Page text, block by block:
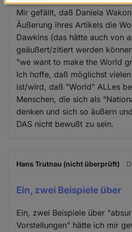
Mir gefällt, daß Daniela
Äußerung ihres Artikels die
Dawkins (das hätte auch von
geäußert/zitiert werden
"we want to make the World
Ich hoffe, daß möglichst
ist/wird, daß "World" ALLes
Menschen, die sich als
denken und sich so äußern
DAS nicht bewußt zu sein.
Hans Trutnau (nicht überprüft)
Ein, zwei Beispiele über
Ein, zwei Beispiele über
Vorstellungen" hätte ich mir
Daten
und
Cookies